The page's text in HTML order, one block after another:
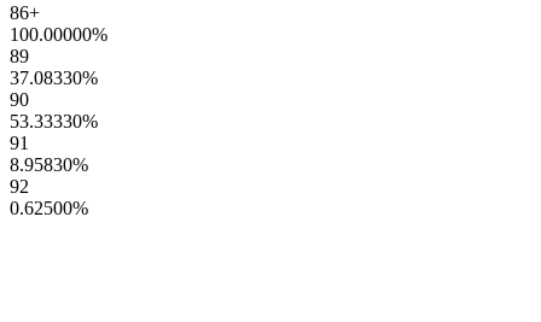
86+
100.00000%
89
37.08330%
90
53.33330%
91
8.95830%
92
0.62500%